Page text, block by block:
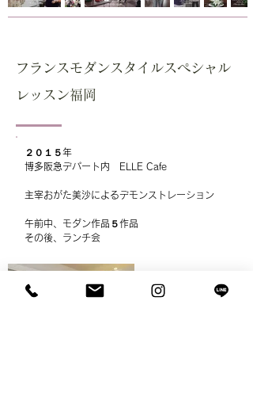
フランスモダンスタイルスペシャル
レッスン福岡
２０１５年
博多阪急デパート内 ELLE Cafe
主宰おがた美沙によるデモンストレーション
午前中、モダン作品５作品
その後、ランチ会